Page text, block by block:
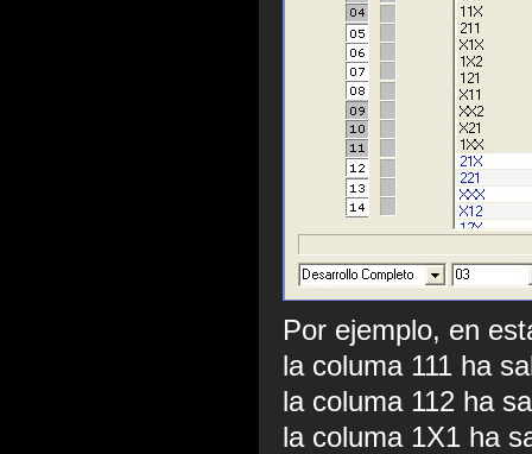
Por ejemplo, en
la columa 111 ha
la columa 112 ha
la columa 1X1 ha